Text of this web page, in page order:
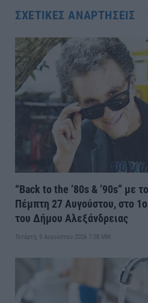
ΣΧΕΤΙΚΈΣ ΑΝΑΡΤΉΣΕΙΣ
“Back to the ’80s & ’90s” με
Πέμπτη 27 Αυγούστου, στο
του Δήμου Αλεξάνδρειας
Τετάρτη, 5 Αυγούστου 2026 7:08 ΜΜ